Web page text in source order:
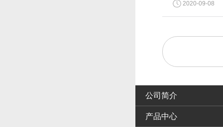
2020-09-08
公司简介
产品中心